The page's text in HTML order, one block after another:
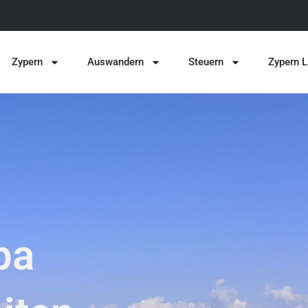
Zypern Auswandern Steuern Zypern